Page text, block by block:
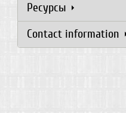
Ресурсы
Contact information